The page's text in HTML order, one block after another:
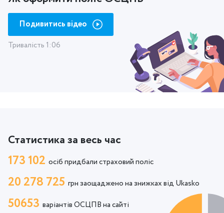
Подивитись відео
Тривалість 1:06
Статистика за весь час
173 102 осіб придбали страховий поліс
20 278 725 грн заощаджено на знижках від Ukasko
50653 варіантів ОСЦПВ на сайті